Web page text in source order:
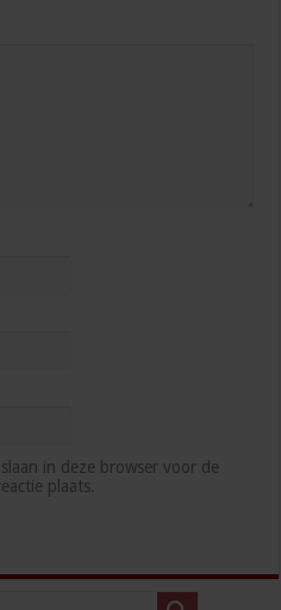
in deze browser voor de
plaats.